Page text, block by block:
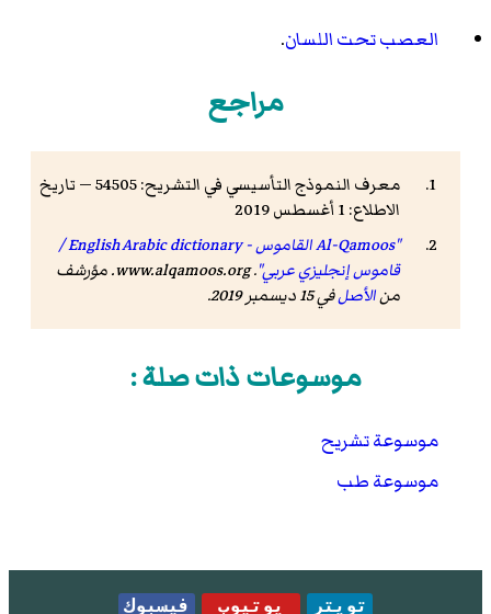
العصب تحت اللسان.
مراجع
معرف النموذج التأسيسي في التشريح: 54505 — تاريخ
الاطلاع: 1 أغسطس 2019
"Al-Qamoos القاموس - English Arabic dictionary /
قاموس إنجليزي عربي".
www.alqamoos.org. مؤرشف
منالأصلفي 15 ديسمبر 2019 .
موسوعات ذات صلة :
موسوعة تشريح
موسوعة طب
تويتر يوتيوب فيسبوك